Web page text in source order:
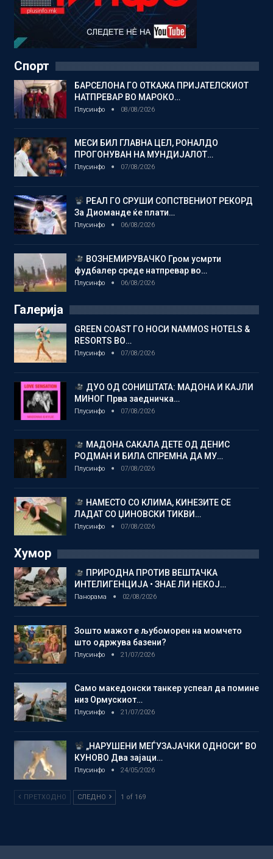
Спорт
БАРСЕЛОНА ГО ОТКАЖА ПРИЈАТЕЛСКИОТ
НАТПРЕВАР ВО МАРОКО…
Плусинфо 08/08/2026
МЕСИ БИЛ ГЛАВНА ЦЕЛ, РОНАЛДО
ПРОГОНУВАН НА МУНДИЈАЛОТ…
Плусинфо 07/08/2026
РЕАЛ ГО СРУШИ СОПСТВЕНИОТ РЕКОРД
За Диоманде ќе плати…
Плусинфо 06/08/2026
ВОЗНЕМИРУВАЧКО Гром усмрти
фудбалер среде натпревар во…
Плусинфо 06/08/2026
Галерија
GREEN COAST ГО НОСИ NAMMOS HOTELS &
RESORTS ВО…
Плусинфо 07/08/2026
ДУО ОД СОНИШТАТА: МАДОНА И КАЈЛИ
МИНОГ Прва заедничка…
Плусинфо 07/08/2026
МАДОНА САКАЛА ДЕТЕ ОД ДЕНИС
РОДМАН И БИЛА СПРЕМНА ДА МУ…
Плусинфо 07/08/2026
НАМЕСТО СО КЛИМА, КИНЕЗИТЕ СЕ
ЛАДАТ СО ЏИНОВСКИ ТИКВИ…
Плусинфо 07/08/2026
Хумор
ПРИРОДНА ПРОТИВ ВЕШТАЧКА
ИНТЕЛИГЕНЦИЈА • ЗНАЕ ЛИ НЕКОЈ…
Панорама 02/08/2026
Зошто мажот е љубоморен на момчето
што одржува базени?
Плусинфо 21/07/2026
Само македонски танкер успеал да помине
низ Ормускиот…
Плусинфо 21/07/2026
„НАРУШЕНИ МЕЃУЗАЈАЧКИ ОДНОСИ“ ВО
КУНОВО Два зајаци…
Плусинфо 24/05/2026
ПРЕТХОДНО СЛЕДНО 1 of 169